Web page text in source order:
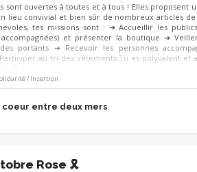
sont ouvertes à toutes et à tous ! Elles proposent
lieu convivial et bien sûr de nombreux articles de
tes missions sont : ➔ Accueillir les
accompagnées) et présenter la boutique ➔
portants ➔ Recevoir les personnes
au tri des vêtements Tu es polyvalent et
/ Insertion
entre deux mers
Rose 🎗️